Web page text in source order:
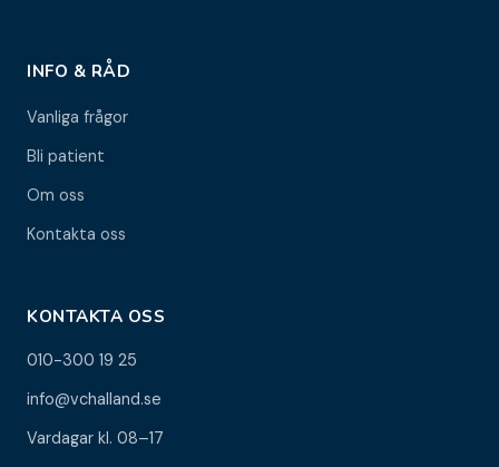
INFO & RÅD
Vanliga frågor
Bli patient
Om oss
Kontakta oss
KONTAKTA OSS
010-300 19 25
info@vchalland.se
Vardagar kl. 08–17